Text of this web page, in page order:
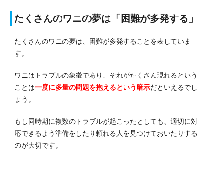
たくさんのワニの夢は「困難が多発する」
たくさんのワニの夢は、困難が多発することを表していま
す。
ワニはトラブルの象徴であり、それがたくさん現れるという
ことは一度に多量の問題を抱えるという暗示だといえるでし
ょう。
もし同時期に複数のトラブルが起こったとしても、適切に対
応できるよう準備をしたり頼れる人を見つけておいたりする
のが大切です。